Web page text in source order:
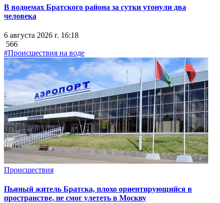
В водоемах Братского района за сутки утонули два
человека
6 августа 2026 г. 16:18
566
#Происшествия на воде
Происшествия
Пьяный житель Братска, плохо ориентирующийся в
пространстве, не смог улететь в Москву